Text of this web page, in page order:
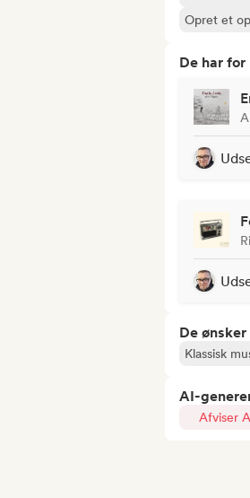
Opret et
De har
De
Klassisk
AI-
Afviser